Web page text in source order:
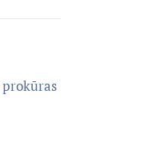
prokūras